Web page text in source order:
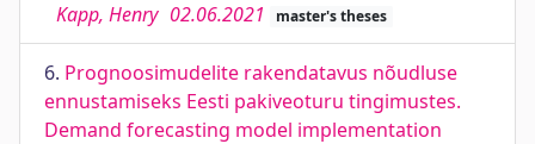
Kapp, Henry 02.06.2021 master's theses
6. Prognoosimudelite rakendatavus nõudluse
ennustamiseks Eesti pakiveoturu tingimustes.
Demand forecasting model implementation